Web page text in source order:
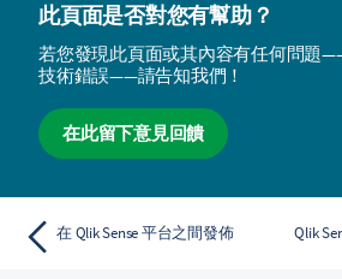
此頁面是否對您有幫助？
若您發現此頁面或其內容有任何問題
技術錯誤——請告知我們！
在此留下意見回饋
在 Qlik Sense 平台之間發佈 Qlik